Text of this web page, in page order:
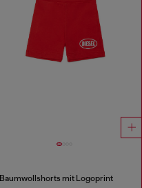
Baumwollshorts mit Logoprint